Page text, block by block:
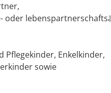
oder
Pflegekinder, Enkelkinder,
sowie